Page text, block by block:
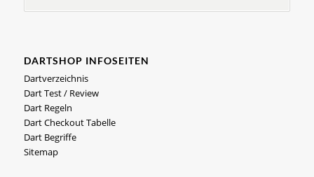
DARTSHOP INFOSEITEN
Dartverzeichnis
Dart Test / Review
Dart Regeln
Dart Checkout Tabelle
Dart Begriffe
Sitemap